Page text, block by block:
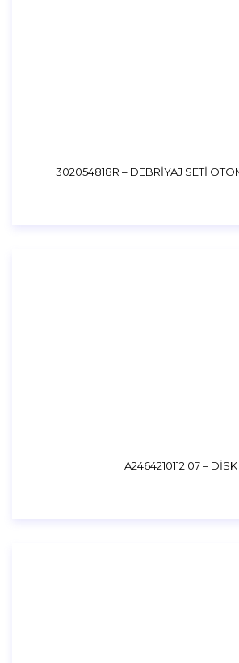
302054818R – DEBRİYAJ SETİ
A2464210112 07 – DİSK